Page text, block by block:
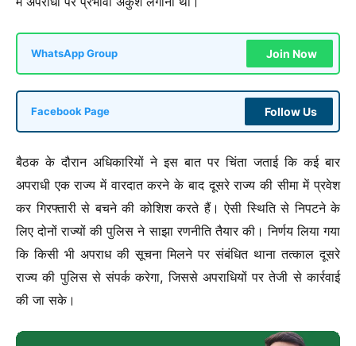
WhatsApp Group Join Now
Facebook Page Follow Us
बैठक के दौरान अधिकारियों ने इस बात पर चिंता जताई कि कई बार
अपराधी एक राज्य में वारदात करने के बाद दूसरे राज्य की सीमा में प्रवेश
कर गिरफ्तारी से बचने की कोशिश करते हैं। ऐसी स्थिति से निपटने के
लिए दोनों राज्यों की पुलिस ने साझा रणनीति तैयार की। निर्णय लिया गया
कि किसी भी अपराध की सूचना मिलने पर संबंधित थाना तत्काल दूसरे
राज्य की पुलिस से संपर्क करेगा, जिससे अपराधियों पर तेजी से कार्रवाई
की जा सके।